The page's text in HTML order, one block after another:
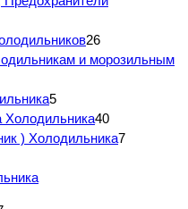
26
и морозильным
5
Холодильника40
) Холодильника7